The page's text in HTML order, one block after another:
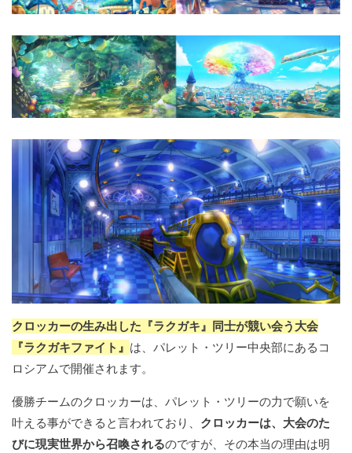
クロッカーの生み出した『ラクガキ』同士が競い会う大会
『ラクガキファイト』 は、パレット・ツリー中央部にあるコ
ロシアムで開催されます。
優勝チームのクロッカーは、パレット・ツリーの力で願いを
叶える事ができると言われており、 クロッカーは、大会のた
びに現実世界から召喚されるのですが、その本当の理由は明